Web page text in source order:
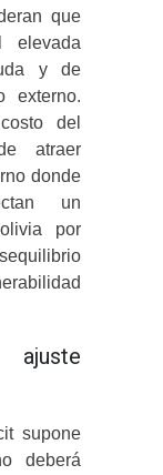
que
elevada
y de
externo.
del
atraer
donde
un
por
supone
deberá